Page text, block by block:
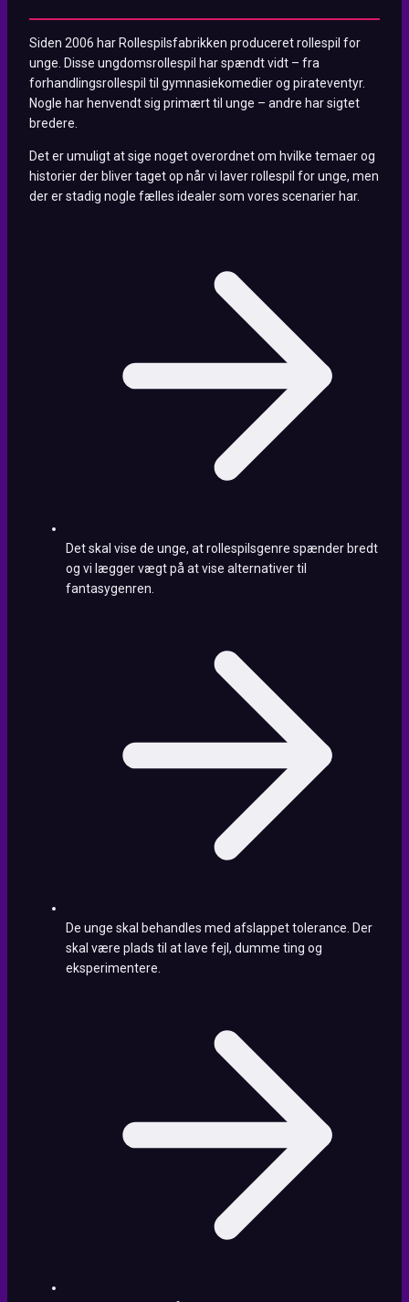
Siden 2006 har Rollespilsfabrikken produceret rollespil for
unge. Disse ungdomsrollespil har spændt vidt – fra
forhandlingsrollespil til gymnasiekomedier og pirateventyr.
Nogle har henvendt sig primært til unge – andre har sigtet
bredere.
Det er umuligt at sige noget overordnet om hvilke temaer og
historier der bliver taget op når vi laver rollespil for unge, men
der er stadig nogle fælles idealer som vores scenarier har.
Det skal vise de unge, at rollespilsgenre spænder bredt
og vi lægger vægt på at vise alternativer til
fantasygenren.
De unge skal behandles med afslappet tolerance. Der
skal være plads til at lave fejl, dumme ting og
eksperimentere.